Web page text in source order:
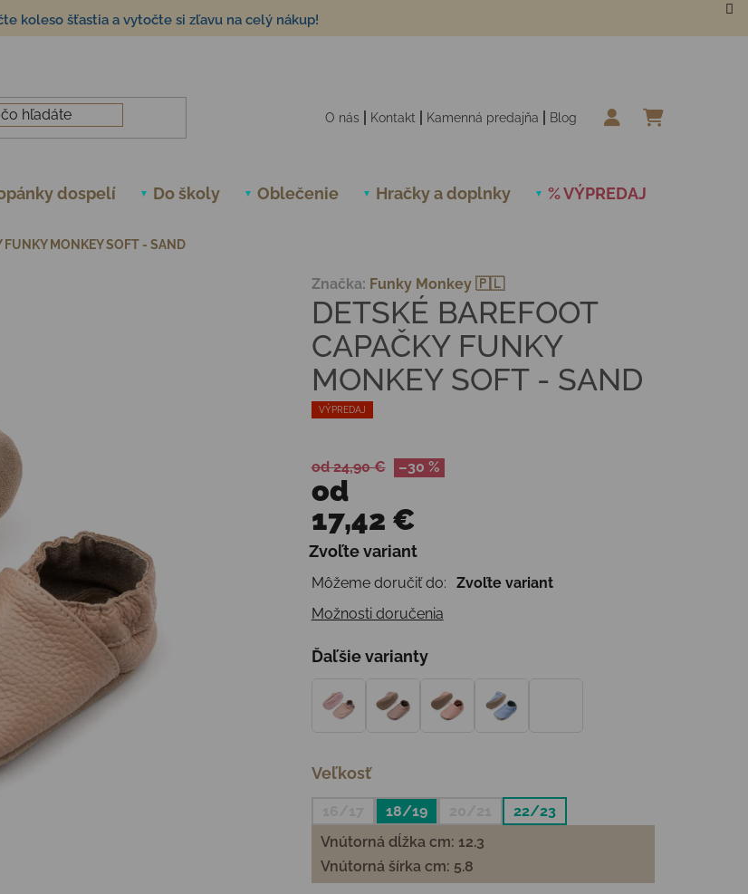
koleso šťastia a vytočte si zľavu na celý nákup!
O nás Kontakt Kamenná predajňa Blog
dospelí Do školy Oblečenie Hračky a doplnky % VÝPREDAJ
FUNKY MONKEY SOFT - SAND
VÝPREDAJ
DETSKÉ BAREFOOT
CAPAČKY FUNKY
MONKEY SOFT - SAND
Značka: Funky Monkey 🇵🇱
od 24,90 € –30 %
od
17,42 €
Jednotková cena:
Zvoľte variant
Môžeme doručiť do:
Zvoľte variant
Možnosti doručenia
Ďaľšie varianty
Veľkosť
18/19
22/23
Vnútorná dĺžka cm: 12.3
Vnútorná šírka cm: 5.8